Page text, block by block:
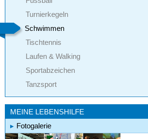
Turnierkegeln
Schwimmen
Tischtennis
Laufen & Walking
Sportabzeichen
Tanzsport
MEINE LEBENSHILFE
Fotogalerie